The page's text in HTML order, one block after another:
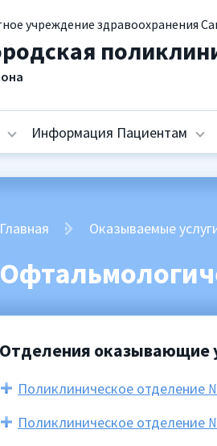
учреждение здравоохранения
Информация Пациентам
Главная Оказываемые
Отделения оказывающие
Поликлиническое отделение
Поликлиническое отделение